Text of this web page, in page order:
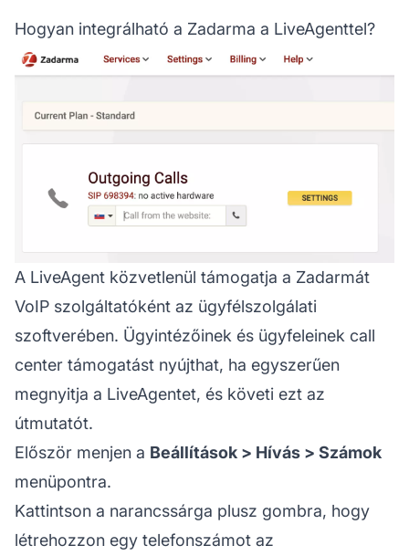
Hogyan integrálható a Zadarma a LiveAgenttel?
A LiveAgent közvetlenül támogatja a Zadarmát
VoIP szolgáltatóként az ügyfélszolgálati
szoftverében. Ügyintézőinek és ügyfeleinek call
center támogatást nyújthat, ha egyszerűen
megnyitja a LiveAgentet, és követi ezt az
útmutatót.
Először menjen a Beállítások > Hívás > Számok
menüpontra.
Kattintson a narancssárga plusz gombra, hogy
létrehozzon egy telefonszámot az